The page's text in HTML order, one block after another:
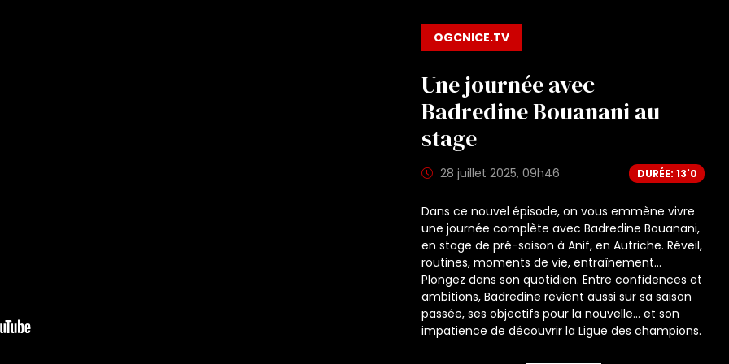
OGCNICE.TV
Une journée avec
Badredine Bouanani au
stage
28 juillet 2025, 09h46 DURÉE: 13'0
Dans ce nouvel épisode, on vous emmène vivre
une journée complète avec Badredine Bouanani,
en stage de pré-saison à Anif, en Autriche. Réveil,
routines, moments de vie, entraînement...
Plongez dans son quotidien. Entre confidences et
ambitions, Badredine revient aussi sur sa saison
passée, ses objectifs pour la nouvelle… et son
impatience de découvrir la Ligue des champions.